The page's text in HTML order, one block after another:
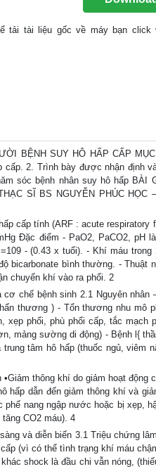
tải tài liệu gốc về máy bạn click
BỆNH SUY HÔ HẤP CẤP
cấp. 2. Trình bày được nhận định
sóc bệnh nhân suy hô hấp BÀI
SĨ BS NGUYỄN PHÚC HỌC
cấp tính (ARF : acute respiratory
Đặc điểm - PaO2, PaCO2, pH
- (0.43 x tuổi). - Khí máu trong
bicarbonate bình thường. - Thuật
chuyển khí vào ra phổi. 2
chế bệnh sinh 2.1 Nguyên nhân
thương ) - Tổn thương nhu mô
xẹp phổi, phù phổi cấp, tắc mạch
mảng sường di động) - Bệnh l{
tâm hô hấp (thuốc ngủ, viêm
thông khí do giảm hoạt động
hấp dẫn đến giảm thông khí và
phế nang ngập nước hoặc bị xẹp,
CO2 máu). 4
và diễn biến 3.1 Triệu chứng
(vì có thể tình trạng khí máu
shock là đầu chi vẫn nóng,